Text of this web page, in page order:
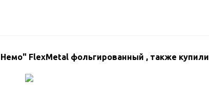
FlexMetal фольгированный , также купили